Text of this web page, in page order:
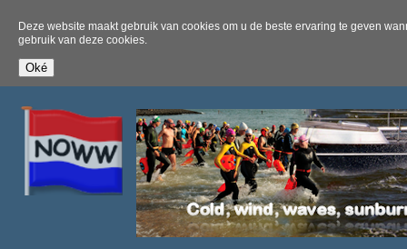
Deze website maakt gebruik van cookies om u de beste ervaring te geven
gebruik van deze cookies.